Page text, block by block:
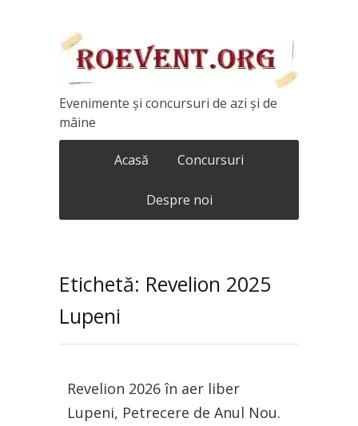
Evenimente și concursuri de azi și de
mâine
Acasă Concursuri
Despre noi
Etichetă: Revelion 2025
Lupeni
Revelion 2026 în aer liber
Lupeni, Petrecere de Anul Nou.